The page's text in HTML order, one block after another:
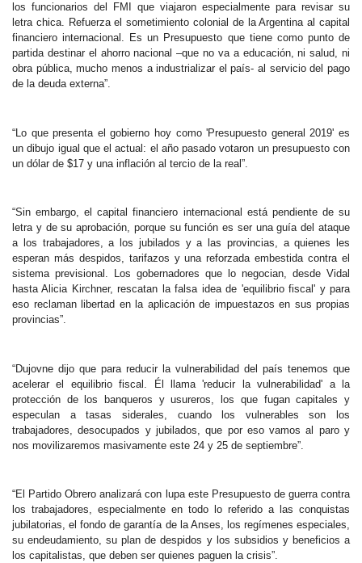
los funcionarios del FMI que viajaron especialmente para revisar su
letra chica. Refuerza el sometimiento colonial de la Argentina al capital
financiero internacional. Es un Presupuesto que tiene como punto de
partida destinar el ahorro nacional –que no va a educación, ni salud, ni
obra pública, mucho menos a industrializar el país- al servicio del pago
de la deuda externa”.
“Lo que presenta el gobierno hoy como 'Presupuesto general 2019' es
un dibujo igual que el actual: el año pasado votaron un presupuesto con
un dólar de $17 y una inflación al tercio de la real”.
“Sin embargo, el capital financiero internacional está pendiente de su
letra y de su aprobación, porque su función es ser una guía del ataque
a los trabajadores, a los jubilados y a las provincias, a quienes les
esperan más despidos, tarifazos y una reforzada embestida contra el
sistema previsional. Los gobernadores que lo negocian, desde Vidal
hasta Alicia Kirchner, rescatan la falsa idea de 'equilibrio fiscal' y para
eso reclaman libertad en la aplicación de impuestazos en sus propias
provincias”.
“Dujovne dijo que para reducir la vulnerabilidad del país tenemos que
acelerar el equilibrio fiscal. Él llama 'reducir la vulnerabilidad' a la
protección de los banqueros y usureros, los que fugan capitales y
especulan a tasas siderales, cuando los vulnerables son los
trabajadores, desocupados y jubilados, que por eso vamos al paro y
nos movilizaremos masivamente este 24 y 25 de septiembre”.
“El Partido Obrero analizará con lupa este Presupuesto de guerra contra
los trabajadores, especialmente en todo lo referido a las conquistas
jubilatorias, el fondo de garantía de la Anses, los regímenes especiales,
su endeudamiento, su plan de despidos y los subsidios y beneficios a
los capitalistas, que deben ser quienes paguen la crisis”.